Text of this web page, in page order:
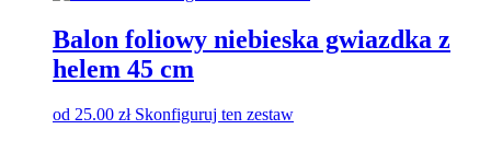
Balon foliowy niebieska gwiazdka z
helem 45 cm
od 25.00 zł Skonfiguruj ten zestaw